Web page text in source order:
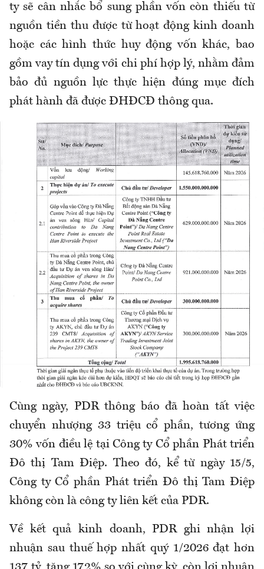
ty sẽ cân nhắc bổ sung phần vốn còn thiếu từ
nguồn tiền thu được từ hoạt động kinh doanh
hoặc các hình thức huy động vốn khác, bao
gồm vay tín dụng với chi phí hợp lý, nhằm đảm
bảo đủ nguồn lực thực hiện đúng mục đích
phát hành đã được ĐHĐCĐ thông qua.
Cùng ngày, PDR thông báo đã hoàn tất việc
chuyển nhượng 33 triệu cổ phần, tương ứng
30% vốn điều lệ tại Công ty Cổ phần Phát triển
Đô thị Tam Điệp. Theo đó, kể từ ngày 15/5,
Công ty Cổ phần Phát triển Đô thị Tam Điệp
không còn là công ty liên kết của PDR.
Về kết quả kinh doanh, PDR ghi nhận lợi
nhuận sau thuế hợp nhất quý 1/2026 đạt hơn